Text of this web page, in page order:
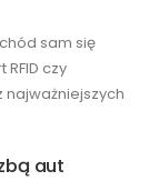
sam się
czy
najważniejszych
aut